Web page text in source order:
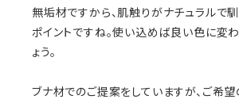
無垢材ですから、肌触りがナチュラルで
ポイントですね。使い込めば良い色に変わ
ょう。
ブナ材でのご提案をしていますが、ご希